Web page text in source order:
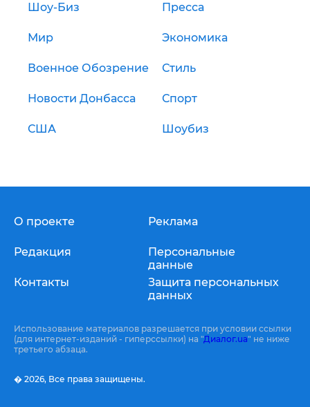
Шоу-Биз Пресса
Мир Экономика
Военное Обозрение Стиль
Новости Донбасса Спорт
США Шоубиз
О проекте
Редакция
Контакты
Реклама
Персональные
данные
Защита персональных
данных
Использование материалов разрешается при условии ссылки
(для интернет-изданий - гиперссылки) на "Диалог.ua" не ниже
третьего абзаца.
� 2026, Все права защищены.